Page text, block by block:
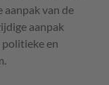
van de
aanpak
politieke en